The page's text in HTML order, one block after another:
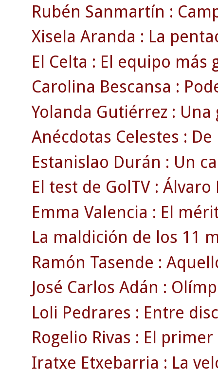
Rubén Sanmartín :
Xisela Aranda : La
El Celta : El equipo más
Carolina Bescansa :
Yolanda Gutiérrez :
Anécdotas Celestes :
Estanislao Durán : Un
El test de GolTV : Álvaro
Emma Valencia : El
La maldición de los 11
Ramón Tasende :
José Carlos Adán :
Loli Pedrares : Entre
Rogelio Rivas : El
Iratxe Etxebarria : La